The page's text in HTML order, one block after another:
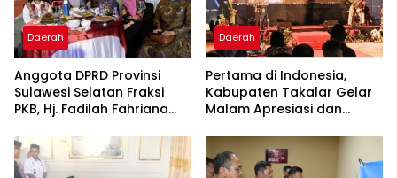
Daerah
Anggota DPRD Provinsi
Sulawesi Selatan Fraksi
PKB, Hj. Fadilah Fahriana
Takalar Menyalakan
Lentera Pengabdian
Daerah
Pertama di Indonesia,
Kabupaten Takalar Gelar
Malam Apresiasi dan
Panggung Penghargaan
bagi Pelayan Publik